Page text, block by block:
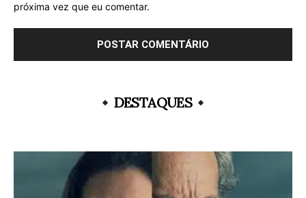
próxima vez que eu comentar.
DESTAQUES